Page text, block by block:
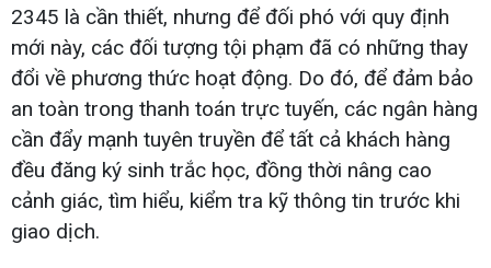
2345 là cần thiết, nhưng để đối phó với quy định
mới này, các đối tượng tội phạm đã có những thay
đổi về phương thức hoạt động. Do đó, để đảm bảo
an toàn trong thanh toán trực tuyến, các ngân hàng
cần đẩy mạnh tuyên truyền để tất cả khách hàng
đều đăng ký sinh trắc học, đồng thời nâng cao
cảnh giác, tìm hiểu, kiểm tra kỹ thông tin trước khi
giao dịch.